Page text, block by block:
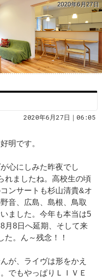
2020年6月27日
2020年6月27日｜06:05
明です。
心にしみた昨夜でし
れましたね。高校生の頃
ンサートも杉山清貴&オ
音、広島、島根、鳥取
ました。今年も本当は5
月8日へ延期、そして来
。ん～残念！！
が、ライヴは形をかえ
でもやっぱりＬＩＶＥ